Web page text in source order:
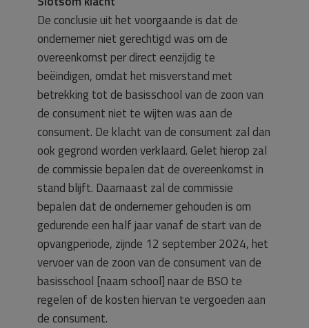
De conclusie uit het voorgaande is dat de
ondernemer niet gerechtigd was om de
overeenkomst per direct eenzijdig te
beëindigen, omdat het misverstand met
betrekking tot de basisschool van de zoon van
de consument niet te wijten was aan de
consument. De klacht van de consument zal dan
ook gegrond worden verklaard. Gelet hierop zal
de commissie bepalen dat de overeenkomst in
stand blijft. Daarnaast zal de commissie
bepalen dat de ondernemer gehouden is om
gedurende een half jaar vanaf de start van de
opvangperiode, zijnde 12 september 2024, het
vervoer van de zoon van de consument van de
basisschool [naam school] naar de BSO te
regelen of de kosten hiervan te vergoeden aan
de consument.